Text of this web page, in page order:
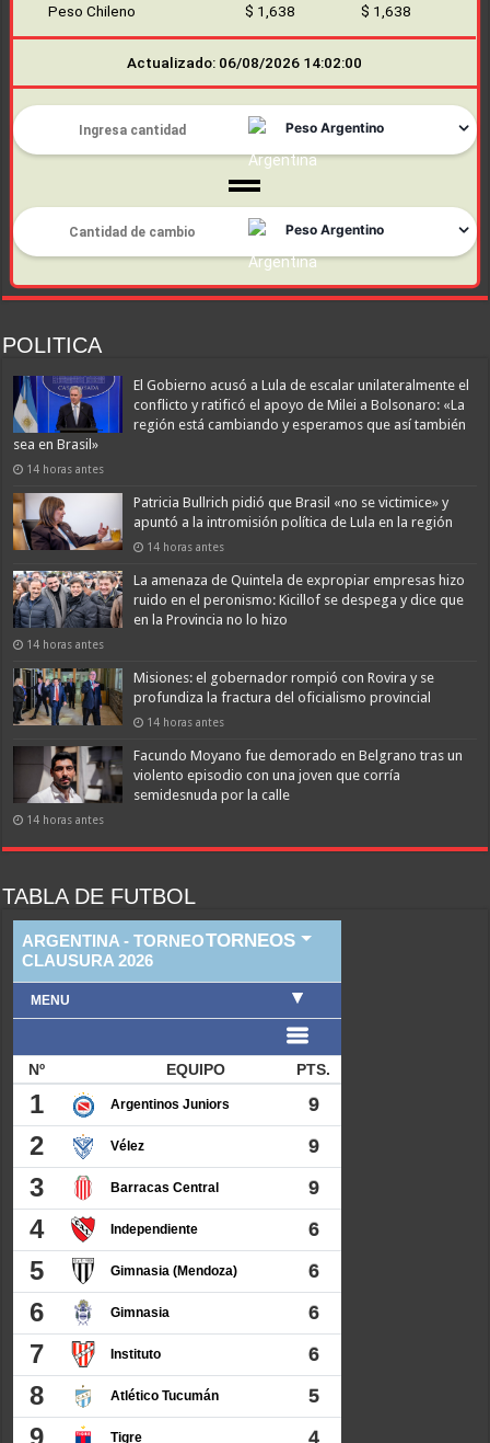
Peso Chileno $ 1,638 $ 1,638
Actualizado: 06/08/2026 14:02:00
POLITICA
El Gobierno acusó a Lula de escalar unilateralmente el
conflicto y ratificó el apoyo de Milei a Bolsonaro: «La
región está cambiando y esperamos que así también
sea en Brasil»
14 horas antes
Patricia Bullrich pidió que Brasil «no se victimice» y
apuntó a la intromisión política de Lula en la región
14 horas antes
La amenaza de Quintela de expropiar empresas hizo
ruido en el peronismo: Kicillof se despega y dice que
en la Provincia no lo hizo
14 horas antes
Misiones: el gobernador rompió con Rovira y se
profundiza la fractura del oficialismo provincial
14 horas antes
Facundo Moyano fue demorado en Belgrano tras un
violento episodio con una joven que corría
semidesnuda por la calle
14 horas antes
TABLA DE FUTBOL